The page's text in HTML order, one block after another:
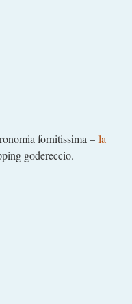
fornitissima – la
godereccio.